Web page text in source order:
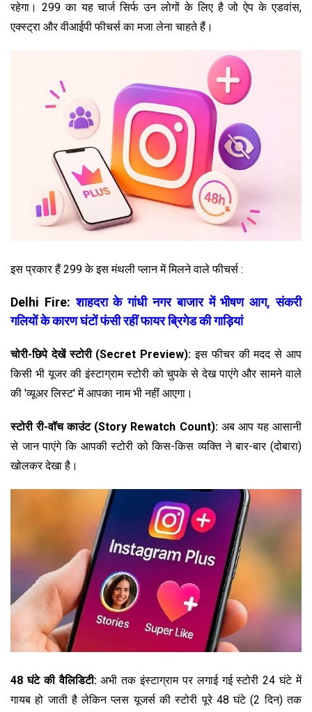
रहेगा। 299 का यह चार्ज सिर्फ उन लोगों के लिए है जो ऐप के एडवांस,
एक्स्ट्रा और वीआईपी फीचर्स का मजा लेना चाहते हैं।
इस प्रकार हैं ₹299 के इस मंथली प्लान में मिलने वाले फीचर्स :
Delhi Fire:शाहदरा के गांधी नगर बाजार में भीषण आग, संकरी
गलियों के कारण घंटों फंसी रहीं फायर ब्रिगेड की गाड़ियां
चोरी-छिपे देखें स्टोरी (Secret Preview):इस फीचर की मदद से आप
किसी भी यूजर की इंस्टाग्राम स्टोरी को चुपके से देख पाएंगे और सामने वाले
की 'व्यूअर लिस्ट' में आपका नाम भी नहीं आएगा।
स्टोरी री-वॉच काउंट (Story Rewatch Count): अब आप यह आसानी
से जान पाएंगे कि आपकी स्टोरी को किस-किस व्यक्ति ने बार-बार (दोबारा)
खोलकर देखा है।
48 घंटे की वैलिडिटी:अभी तक इंस्टाग्राम पर लगाई गई स्टोरी 24 घंटे में
गायब हो जाती है लेकिन प्लस यूजर्स की स्टोरी पूरे 48 घंटे (2 दिन) तक